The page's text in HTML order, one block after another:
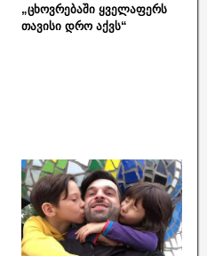
„ცხოვრებაში ყველაფერს
თავისი დრო აქვს“